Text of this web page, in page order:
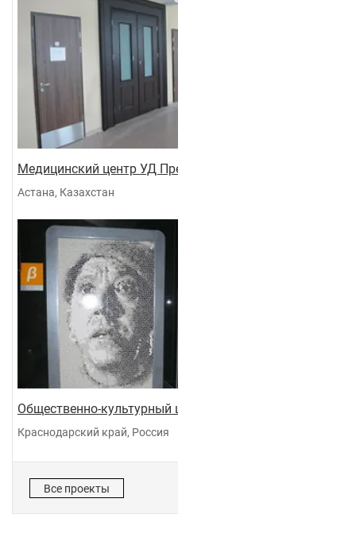
Медицинский центр УД Президента
Астана, Казахстан
Общественно-культурный центр "Галактика"
Краснодарский край, Россия
Все проекты